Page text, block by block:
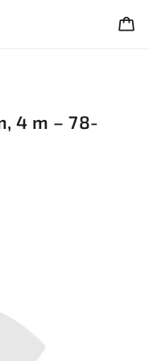
4 m – 78-